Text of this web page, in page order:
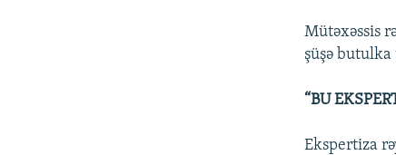
Mütəxəssis
şüşə
“BU
Ekspertiza